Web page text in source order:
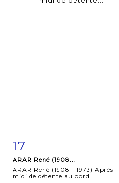
détaillée
17
ARAR René (1908...
ARAR René (1908 - 1973) Après-
midi de détente au bord...